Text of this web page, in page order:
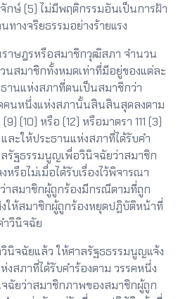
กษ์ (5) ไม่มีพฤติกรรมอันเป็นการฝ้า
างจริยธรรมอย่างร้ายแรง
าษฎรหรือสมาชิกวุฒิสภา จำนวน
นสมาชิกทั้งหมดเท่าที่มีอยู่ของแต่ละ
านแห่งสภาที่ตนเป็นสมาชิกว่า
คนหนึ่งแห่งสภานั้นสินสินสุดลงตาม
(10) หรือ (12) หรือมาตรา 111 (3)
ละให้ประธานแห่งสภาที่ได้รับคำ
รัฐธรรมนูญเพื่อวินิจฉัยว่าสมาชิก
อไม่เมื่อได้รับเรื่องไว้พิจารณา
าสมาชิกผู้ถูกร้องมีกรณีตามที่ถูก
ให้สมาชิกผู้ถูกร้องหยุดปฏิบัติหน้าที่
วินิจฉัย
นิจฉัยแล้ว ให้ศาลรัฐธธรรมนูญแจ้ง
สภาที่ได้รับคำร้องตาม วรรคหนึ่ง
ยว่าสมาชิกภาพของสมาชิกผู้ถูก